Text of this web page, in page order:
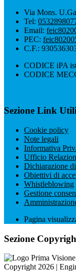
Via Mons.
Tel:
Email:
PEC:
C.F.:
CODICE iPA
CODICE
Sezione Link
Cookie policy
Note legali
Informativa
Ufficio
Dichiarazione
Obiettivi di
Whistleblowing
Gestione
Pagina
Sezione
Copyright 2026 |